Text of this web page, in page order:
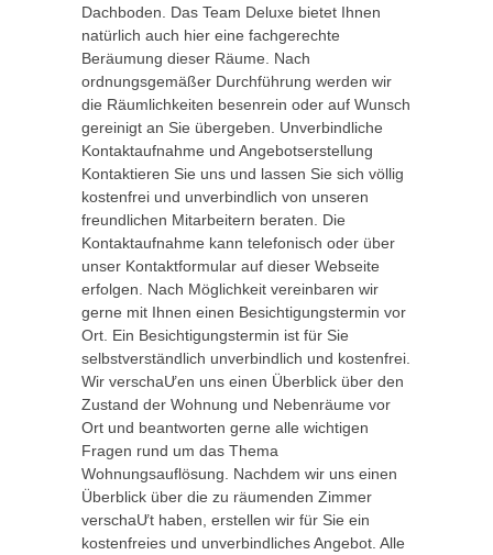
Dachboden. Das Team Deluxe bietet Ihnen
natürlich auch hier eine fachgerechte
Beräumung dieser Räume. Nach
ordnungsgemäßer Durchführung werden wir
die Räumlichkeiten besenrein oder auf Wunsch
gereinigt an Sie übergeben. Unverbindliche
Kontaktaufnahme und Angebotserstellung
Kontaktieren Sie uns und lassen Sie sich völlig
kostenfrei und unverbindlich von unseren
freundlichen Mitarbeitern beraten. Die
Kontaktaufnahme kann telefonisch oder über
unser Kontaktformular auf dieser Webseite
erfolgen. Nach Möglichkeit vereinbaren wir
gerne mit Ihnen einen Besichtigungstermin vor
Ort. Ein Besichtigungstermin ist für Sie
selbstverständlich unverbindlich und kostenfrei.
Wir verschaƯen uns einen Überblick über den
Zustand der Wohnung und Nebenräume vor
Ort und beantworten gerne alle wichtigen
Fragen rund um das Thema
Wohnungsauflösung. Nachdem wir uns einen
Überblick über die zu räumenden Zimmer
verschaƯt haben, erstellen wir für Sie ein
kostenfreies und unverbindliches Angebot. Alle